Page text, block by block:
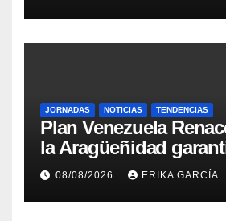
JORNADAS NOTICIAS TENDENCIAS
Plan Venezuela
la Aragüeñidad
atención médica
08/08/2026 ERIKA GARCÍA